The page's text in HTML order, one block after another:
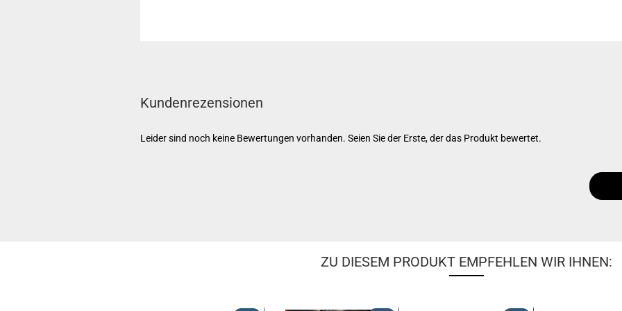
Kundenrezensionen
Leider sind noch keine Bewertungen vorhanden. Seien Sie der Erste, der das Produkt bewertet.
ZU DIESEM PRODUKT EMPFEHLEN WIR IHNEN: